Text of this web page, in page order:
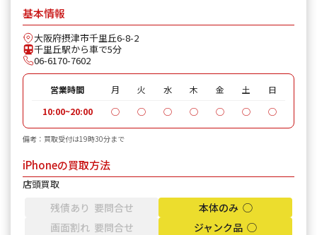
基本情報
大阪府摂津市千里丘6-8-2
千里丘駅から車で5分
06-6170-7602
営業時間 月 火 水 木 金 土
日
10:00~20:00
◯ ◯ ◯ ◯ ◯ ◯ ◯
備考：買取受付は19時30分まで
iPhoneの買取方法
店頭買取
残債あり 要問合せ
本体のみ ◯
画面割れ 要問合せ
ジャンク品 ◯